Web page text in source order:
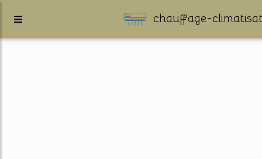
chauffage-